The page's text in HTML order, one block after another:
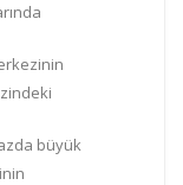
büyük